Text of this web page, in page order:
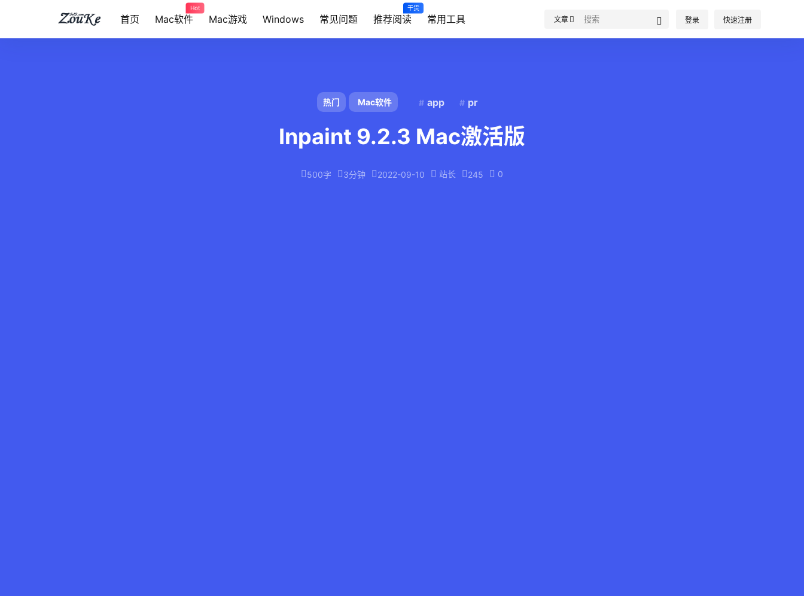
首页 Mac软件
Hot
Mac游戏 Windows 常见问题 推荐阅读
干货
常用工具 文章 登录 快速注册
热门 Mac软件 app pr
Inpaint 9.2.3 Mac激活版
500字 3分钟 2022-09-10 站长 245 0